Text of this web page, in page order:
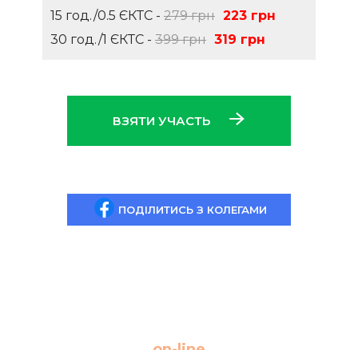
15 год./0.5 ЄКТС - 279 грн 223 грн
30 год./1 ЄКТС - 399 грн 319 грн
ВЗЯТИ УЧАСТЬ
ПОДІЛИТИСЬ З КОЛЕГАМИ